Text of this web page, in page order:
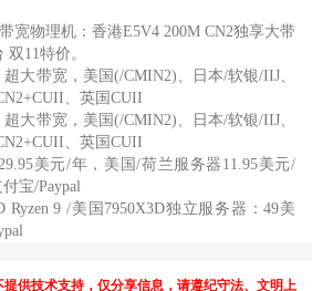
宽物理机：香港E5V4 200M CN2独享大带
11特价。
大带宽，美国(/CMIN2)、日本/软银/IIJ、
、英国CUII
大带宽，美国(/CMIN2)、日本/软银/IIJ、
、英国CUII
美元/年，美国/荷兰服务器11.95美元/
宝/Paypal
Ryzen 9 /美国7950X3D独立服务器：49美
供技术支持，仅分享信息，请遵纪守法、文明上